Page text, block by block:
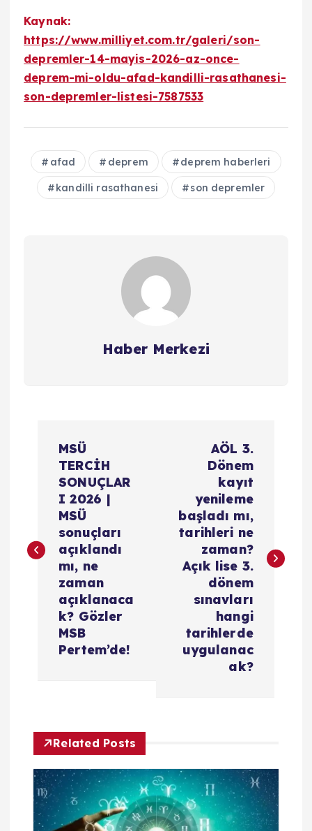
Kaynak:
https://www.milliyet.com.tr/galeri/son-
depremler-14-mayis-2026-az-once-
deprem-mi-oldu-afad-kandilli-rasathanesi-
son-depremler-listesi-7587533
afad deprem deprem haberleri
kandilli rasathanesi son depremler
Haber Merkezi
ı
m
e
s
MSÜ
TERCİH
SONUÇLAR
I 2026 |
MSÜ
sonuçları
açıklandı
mı, ne
zaman
açıklanaca
k? Gözler
MSB
Pertem’de!
AÖL 3.
Dönem
kayıt
yenileme
başladı mı,
tarihleri ne
zaman?
Açık lise 3.
dönem
sınavları
hangi
tarihlerde
uygulanac
ak?
Related Posts